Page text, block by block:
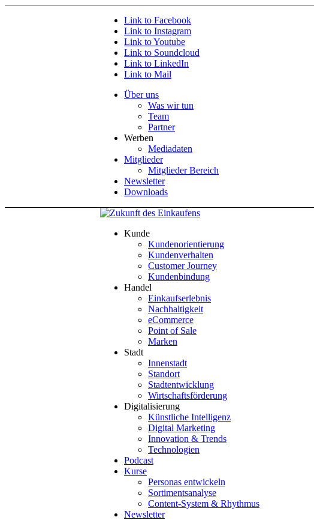
Link to Facebook
Link to Instagram
Link to Youtube
Link to Soundcloud
Link to LinkedIn
Link to Mail
Über uns
Was wir tun
Team
Partner
Werben
Mediadaten
Mitglieder
Mitglieder Bereich
Newsletter
Downloads
Kunde
Kundenorientierung
Kundenverhalten
Customer Journey
Kundenbindung
Handel
Einkaufserlebnis
Nachhaltigkeit
eCommerce
Point of Sale
Marken
Stadt
Innenstadt
Standort
Stadtentwicklung
Wirtschaftsförderung
Digitalisierung
Künstliche Intelligenz
Digital Marketing
Innovation & Trends
Technologien
Podcast
Kurse
Personas entwickeln
Sortimentsanalyse
Content-System & Rhythmus
Newsletter